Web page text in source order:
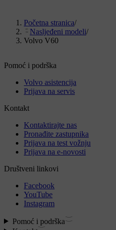
Početna stranica/
Nasljeđeni modeli/
Volvo V60